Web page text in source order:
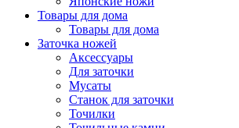
Товары для дома
Товары для дома
Заточка ножей
Аксессуары
Для заточки
Мусаты
Станок для заточки
Точилки